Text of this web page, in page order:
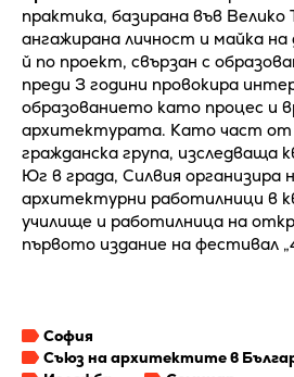
практика, базирана във Велико
ангажирана личност и майка
й по проект, свързан с
преди 3 години провокира
образованието като процес и
архитектурата. Като част от
гражданска група, изследваща
Юг в града, Силвия организира
архитектурни работилници в
училище и работилница на
първото издание на фестивал
София
Съюз на архитектите в